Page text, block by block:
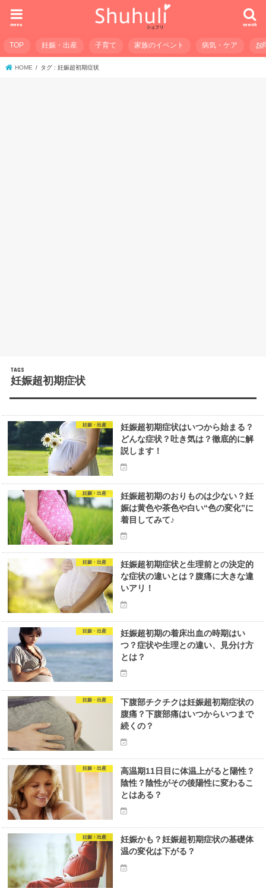
search
menu
TOP 妊娠・出産 子育て 家族のイベント 病気・ケア お
HOME タグ : 妊娠超初期症状
妊娠超初期症状
妊娠・出産
妊娠超初期症状はいつから始まる？
どんな症状？吐き気は？徹底的に解
説します！
妊娠・出産
妊娠超初期のおりものは少ない？妊
娠は黄色や茶色や白い“色の変化”に
着目してみて♪
妊娠・出産
妊娠超初期症状と生理前との決定的
な症状の違いとは？腹痛に大きな違
いアリ！
妊娠・出産
妊娠超初期の着床出血の時期はい
つ？症状や生理との違い、見分け方
とは？
妊娠・出産
下腹部チクチクは妊娠超初期症状の
腹痛？下腹部痛はいつからいつまで
続くの？
妊娠・出産
高温期11日目に体温上がると陽性？
陰性？陰性がその後陽性に変わるこ
とはある？
妊娠・出産
妊娠かも？妊娠超初期症状の基礎体
温の変化は下がる？